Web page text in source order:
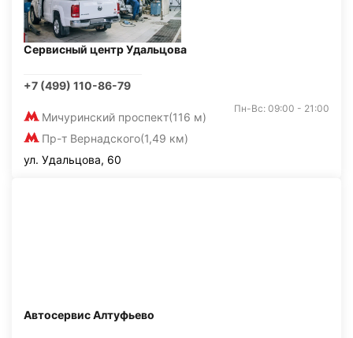
Сервисный центр Удальцова
+7 (499) 110-86-79
Мичуринский проспект(116 м)
Пр-т Вернадского(1,49 км)
Пн-Вс: 09:00 - 21:00
ул. Удальцова, 60
Автосервис Алтуфьево